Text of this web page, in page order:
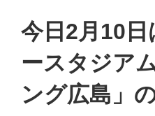
今日2月10
ースタジア
ング広島」